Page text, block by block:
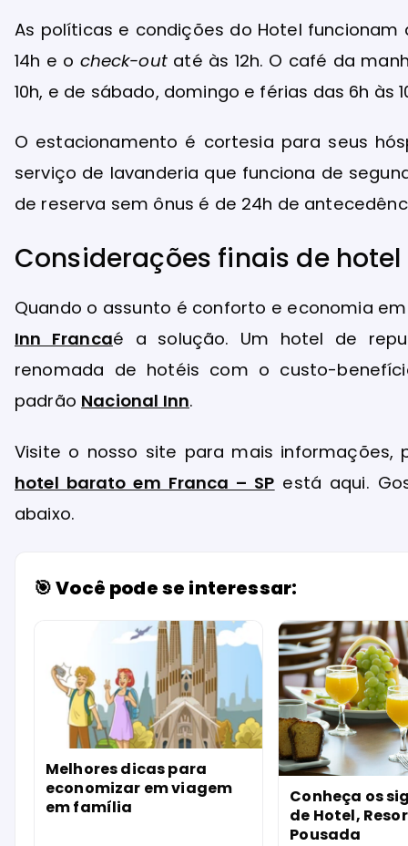
As políticas e condições do Hotel
14h e o check-outaté às 12h. O café da
10h, e de sábado, domingo e férias das 6h às
O estacionamento é cortesia para seus
serviço de lavanderia que funciona de
de reserva sem ônus é de 24h de
Considerações finais de
Quando o assunto é conforto e economia
Inn Francaé a solução. Um hotel de
renomada de hotéis com o custo-
padrão Nacional Inn.
Visite o nosso site para mais
hotel barato em Franca – SP está aqui.
abaixo.
🎯 Você pode se interessar:
Melhores dicas para
economizar em viagem
em família
Conheça os
de Hotel,
Pousada